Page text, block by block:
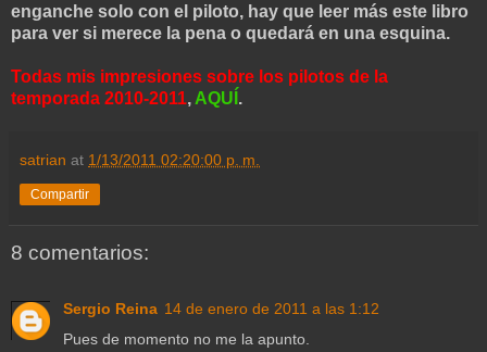
enganche solo con el piloto, hay que leer más este libro
para ver si merece la pena o quedará en una esquina.
Todas mis impresiones sobre los pilotos de la
temporada 2010-2011, AQUÍ .
satrian at 1/13/2011 02:20:00 p. m.
Compartir
8 comentarios:
Sergio Reina 14 de enero de 2011 a las 1:12
Pues de momento no me la apunto.